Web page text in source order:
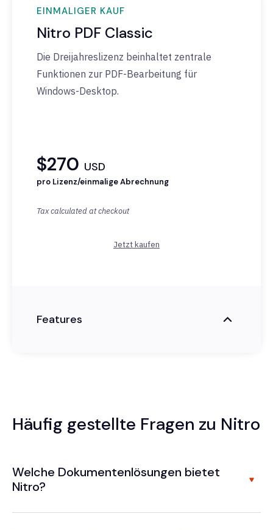
EINMALIGER KAUF
Nitro PDF Classic
Die Dreijahreslizenz beinhaltet zentrale
Funktionen zur PDF-Bearbeitung für
Windows-Desktop.
$270 USD
pro Lizenz/einmalige Abrechnung
Tax calculated at checkout
Jetzt kaufen
Features
Häufig gestellte Fragen zu Nitro
Welche Dokumentenlösungen bietet
Nitro?